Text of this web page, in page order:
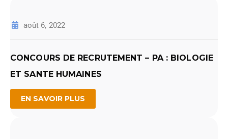
août 6, 2022
CONCOURS DE RECRUTEMENT – PA : BIOLOGIE
ET SANTE HUMAINES
EN SAVOIR PLUS